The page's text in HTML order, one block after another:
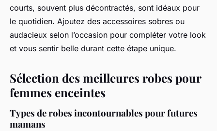
courts, souvent plus décontractés, sont idéaux pour
le quotidien. Ajoutez des accessoires sobres ou
audacieux selon l’occasion pour compléter votre look
et vous sentir belle durant cette étape unique.
Sélection des meilleures robes pour
femmes enceintes
Types de robes incontournables pour futures
mamans